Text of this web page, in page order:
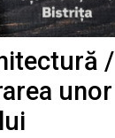
/
unor